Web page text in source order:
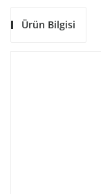
Ürün Bilgisi